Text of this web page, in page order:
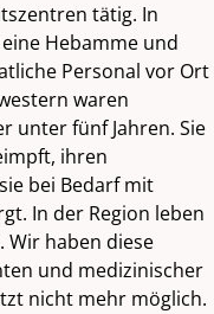
tätig. In
Hebamme und
Personal vor Ort
waren
unter fünf Jahren. Sie
ihren
bei Bedarf mit
In der Region leben
Wir haben diese
und medizinischer
nicht mehr möglich.